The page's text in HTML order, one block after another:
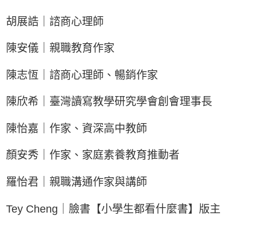
胡展誥｜諮商心理師
陳安儀｜親職教育作家
陳志恆｜諮商心理師、暢銷作家
陳欣希｜臺灣讀寫教學研究學會創會理事長
陳怡嘉｜作家、資深高中教師
顏安秀｜作家、家庭素養教育推動者
羅怡君｜親職溝通作家與講師
Tey Cheng｜臉書【小學生都看什麼書】版主